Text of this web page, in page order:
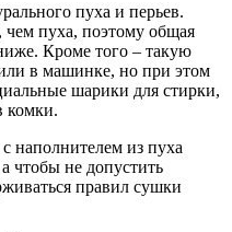
пуха и перьев.
пуха, поэтому общая
Кроме того – такую
в машинке, но при этом
шарики для стирки,
комки.
наполнителем из пуха
чтобы не допустить
правил сушки